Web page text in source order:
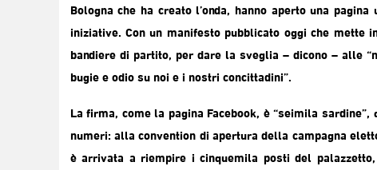
Bologna che ha creato l’onda, hanno aperto una pagina
iniziative. Con un manifesto pubblicato oggi che
bandiere di partito, per dare la sveglia – dicono – alle
bugie e odio su noi e i nostri concittadini”.
La firma, come la pagina Facebook, è “seimila
numeri: alla convention di apertura della campagna
è arrivata a riempire i cinquemila posti del